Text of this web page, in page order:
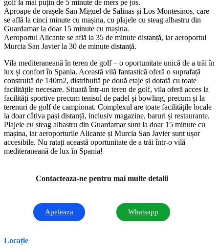
golf la mai puțin de 5 minute de mers pe jos.
Aproape de orașele San Miguel de Salinas și Los Montesinos, care
se află la cinci minute cu mașina, cu plajele cu steag albastru din
Guardamar la doar 15 minute cu mașina.
Aeroportul Alicante se află la 35 de minute distanță, iar aeroportul
Murcia San Javier la 30 de minute distanță.
Vila mediteraneană în teren de golf – o oportunitate unică de a trăi în
lux și confort în Spania. Această vilă fantastică oferă o suprafață
construită de 140m2, distribuită pe două etaje și dotată cu toate
facilitățile necesare. Situată într-un teren de golf, vila oferă acces la
facilități sportive precum tenisul de padel și bowling, precum și la
terenuri de golf de campionat. Complexul are toate facilitățile locale
la doar câțiva pași distanță, inclusiv magazine, baruri și restaurante.
Plajele cu steag albastru din Guardamar sunt la doar 15 minute cu
mașina, iar aeroporturile Alicante și Murcia San Javier sunt ușor
accesibile. Nu ratați această oportunitate de a trăi într-o vilă
mediteraneană de lux în Spania!
Contacteaza-ne pentru mai multe detalii
Apeleaza Whatsapp
Locație